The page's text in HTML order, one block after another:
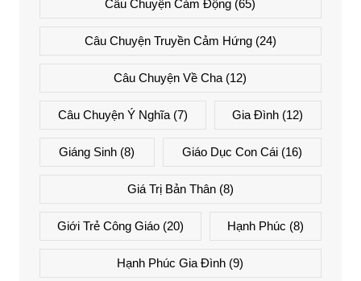
Câu Chuyện Cảm Động (65)
Câu Chuyện Truyền Cảm Hứng(24)
Câu Chuyện Về Cha (12)
Câu Chuyện Ý Nghĩa(7) Gia Đình (12)
Giáng Sinh (8) Giáo Dục Con Cái(16)
Giá Trị Bản Thân(8)
Giới Trẻ Công Giáo(20) Hạnh Phúc (8)
Hạnh Phúc Gia Đình (9)